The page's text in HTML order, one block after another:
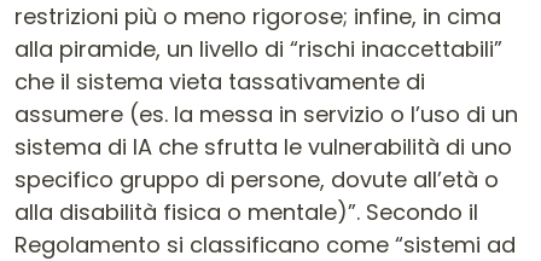
restrizioni più o meno rigorose; infine, in cima
alla piramide, un livello di “rischi inaccettabili”
che il sistema vieta tassativamente di
assumere (es. la messa in servizio o l’uso di un
sistema di IA che sfrutta le vulnerabilità di uno
specifico gruppo di persone, dovute all’età o
alla disabilità fisica o mentale)”. Secondo il
Regolamento si classificano come “sistemi ad